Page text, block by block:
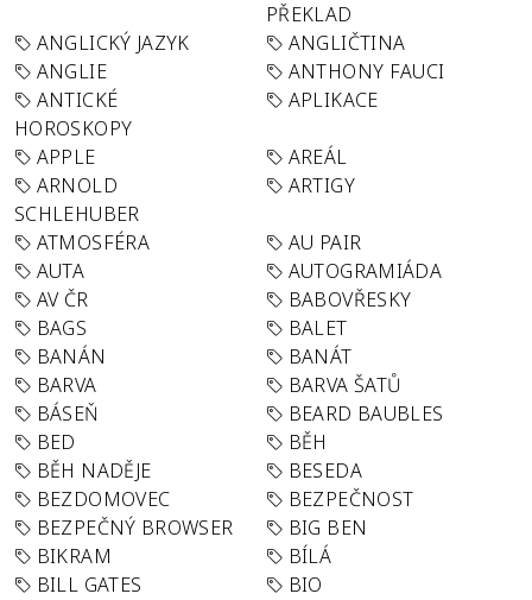
PŘEKLAD
ANGLICKÝ JAZYK
ANGLIČTINA
ANGLIE
ANTHONY FAUCI
ANTICKÉ
HOROSKOPY
APLIKACE
APPLE
AREÁL
ARNOLD
SCHLEHUBER
ARTIGY
ATMOSFÉRA
AU PAIR
AUTA
AUTOGRAMIÁDA
AV ČR
BABOVŘESKY
BAGS
BALET
BANÁN
BANÁT
BARVA
BARVA ŠATŮ
BÁSEŇ
BEARD BAUBLES
BED
BĚH
BĚH NADĚJE
BESEDA
BEZDOMOVEC
BEZPEČNOST
BEZPEČNÝ BROWSER
BIG BEN
BIKRAM
BÍLÁ
BILL GATES
BIO